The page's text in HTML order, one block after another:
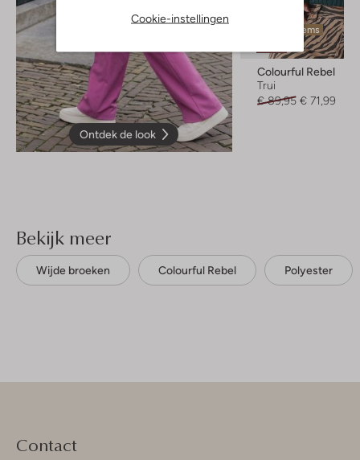
Cookie-instellingen
Ontdek de look
Laatste items
Colourful Rebel
Trui
€ 89,95 € 71,99
Bekijk meer
Wijde broeken Colourful Rebel Polyester
Contact